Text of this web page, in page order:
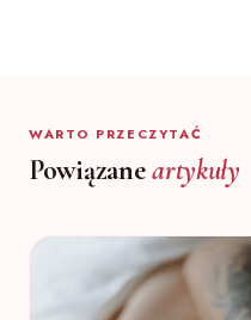
WARTO PRZECZYTAĆ
Powiązaneartykuły